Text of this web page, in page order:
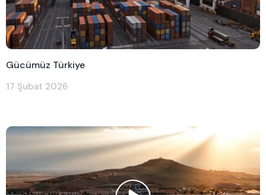
Gücümüz Türkiye
17 Şubat 2026